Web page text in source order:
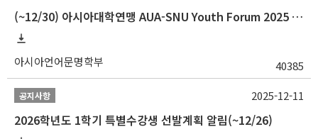
(~12/30) 아시아대학연맹 AUA-SNU Youth Forum 2025 참가자 선발 안내
아시아언어문명학부 40385
공지사항
2026학년도 1학기 특별수강생 선발계획 알림(~12/26)
2025-12-11